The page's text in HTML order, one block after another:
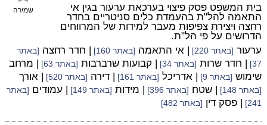
שמירה
בית המשפט פסק פיצוי בערכאת ערעור בגין אי
התאמה להל"ת בהעמדת כלים סניטריים בחדר
רחצה ויצירת צפיפות מעבר למידות של המרווחים
הדרושים על פי הל"ת.
ערעור [באתר 220] | אי התאמה [באתר 160] | חדר רחצה [באתר
37]
| חדר שרות [באתר 34] | קבועות שרברבות [באתר 63]
| מרחב
שימוש [באתר 9] | אדריכל [באתר 161] | דירה [באתר 520] | אורך
[באתר 148] | שטח [באתר 396] | מידות [באתר 149] | עמודים [באתר
241]
| פסק דין [באתר 482]